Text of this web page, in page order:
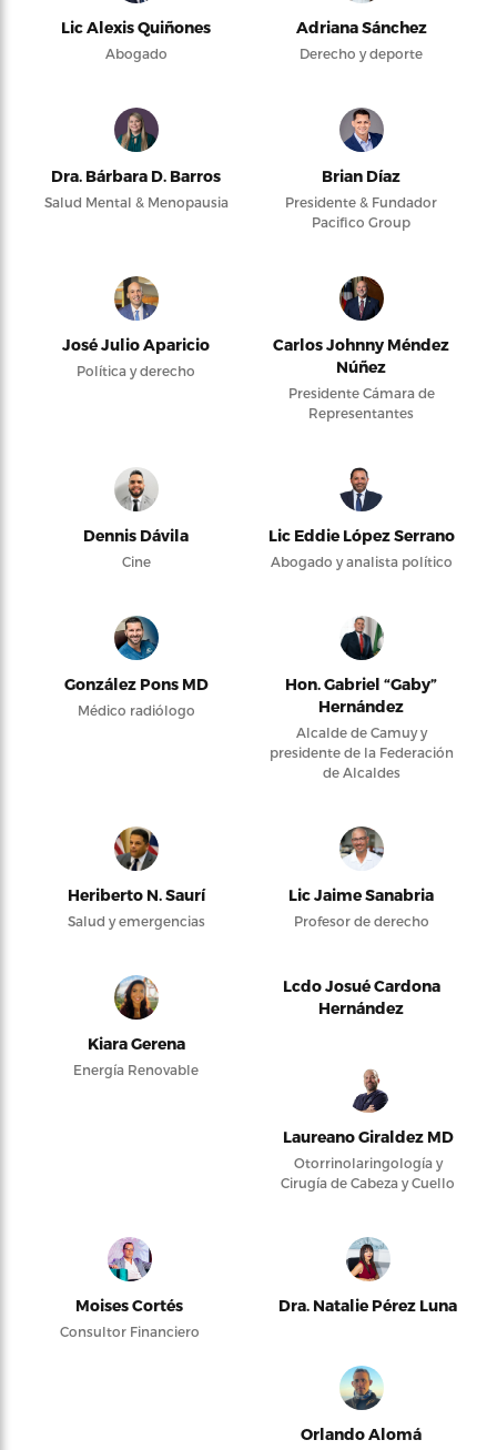
Lic Alexis Quiñones
Abogado
Adriana Sánchez
Derecho y deporte
Dra. Bárbara D. Barros
Salud Mental & Menopausia
Brian Díaz
Presidente & Fundador
Pacifico Group
José Julio Aparicio
Política y derecho
Carlos Johnny Méndez
Núñez
Presidente Cámara de
Representantes
Dennis Dávila
Cine
Lic Eddie López Serrano
Abogado y analista político
González Pons MD
Médico radiólogo
Hon. Gabriel “Gaby”
Hernández
Alcalde de Camuy y
presidente de la Federación
de Alcaldes
Heriberto N. Saurí
Salud y emergencias
Lic Jaime Sanabria
Profesor de derecho
Kiara Gerena
Energía Renovable
Lcdo Josué Cardona
Hernández
Laureano Giraldez MD
Otorrinolaringología y
Cirugía de Cabeza y Cuello
Moises Cortés
Consultor Financiero
Dra. Natalie Pérez Luna
Orlando Alomá